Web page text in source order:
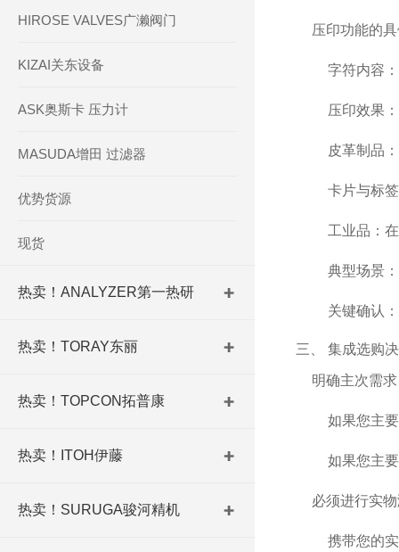
HIROSE VALVES广濑阀门
KIZAI关东设备
ASK奥斯卡 压力计
MASUDA增田 过滤器
优势货源
现货
热卖！ANALYZER第一热研
热卖！TORAY东丽
热卖！TOPCON拓普康
热卖！ITOH伊藤
热卖！SURUGA骏河精机
压印功能的
字符内容
压印效果
皮革制品
卡片与标
工业品：
典型场景：
关键确认：
三、 集成选购
明确主次需
如果您主
如果您主
必须进行实
携带您的